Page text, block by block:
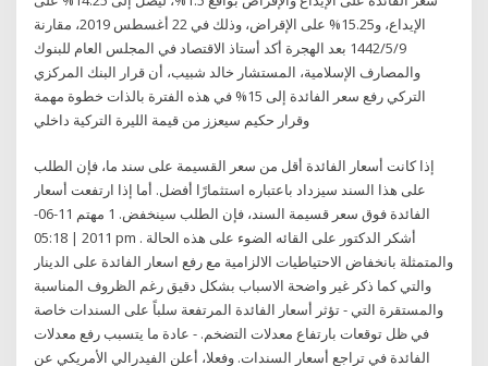
الإيداع، و15.25% على الإقراض، وذلك في 22 أغسطس 2019، مقارنة
9‏‏/5‏‏/1442 بعد الهجرة أكد أستاذ الاقتصاد في المجلس العام للبنوك
والمصارف الإسلامية، المستشار خالد شبيب، أن قرار البنك المركزي
التركي رفع سعر الفائدة إلى 15% في هذه الفترة بالذات خطوة مهمة
وقرار حكيم سيعزز من قيمة الليرة التركية داخلي
إذا كانت أسعار الفائدة أقل من سعر القسيمة على سند ما، فإن الطلب
على هذا السند سيزداد باعتباره استثمارًا أفضل. أما إذا ارتفعت أسعار
الفائدة فوق سعر قسيمة السند، فإن الطلب سينخفض. 1 مهتم 11-06-
2011 | 05:18 pm . أشكر الدكتور على القائه الضوء على هذه الحالة
والمتمثلة بانخفاض الاحتياطيات الالزامية مع رفع اسعار الفائدة على الدينار
والتي كما ذكر غير واضحة الاسباب بشكل دقيق رغم الظروف المناسبة
والمستقرة التي - تؤثر أسعار الفائدة المرتفعة سلباً على السندات خاصة
في ظل توقعات بارتفاع معدلات التضخم. - عادة ما يتسبب رفع معدلات
الفائدة في تراجع أسعار السندات. وفعلا، أعلن الفيدرالي الأمريكي عن